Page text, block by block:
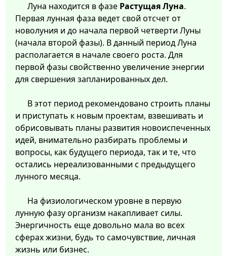
Луна находится в фазе Растущая Луна.
Первая лунная фаза ведет свой отсчет от
новолуния и до начала первой четверти Луны
(начала второй фазы). В данный период Луна
располагается в начале своего роста. Для
первой фазы свойственно увеличение энергии
для свершения запланированных дел.
В этот период рекомендовано строить планы
и приступать к новым проектам, взвешивать и
обрисовывать планы развития новоиспеченных
идей, внимательно разбирать проблемы и
вопросы, как будущего периода, так и те, что
остались нереализованными с предыдущего
лунного месяца.
На физиологическом уровне в первую
лунную фазу организм накапливает силы.
Энергичность еще довольно мала во всех
сферах жизни, будь то самочувствие, личная
жизнь или бизнес.